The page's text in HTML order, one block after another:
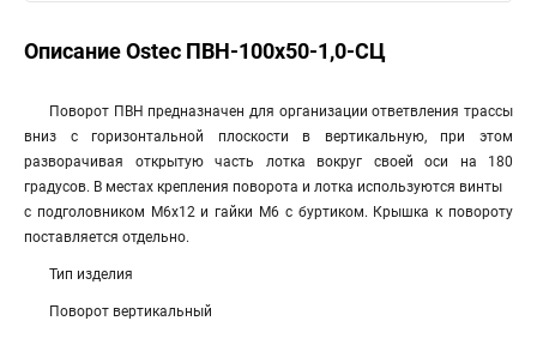
Описание Ostec ПВН-100х50-1,0-СЦ
Поворот ПВН предназначен для организации ответвления трассы
вниз с горизонтальной плоскости в вертикальную, при этом
разворачивая открытую часть лотка вокруг своей оси на 180
градусов. В местах крепления поворота и лотка используются винты
с подголовником М6х12 и гайки М6 с буртиком. Крышка к повороту
поставляется отдельно.
Тип изделия
Поворот вертикальный